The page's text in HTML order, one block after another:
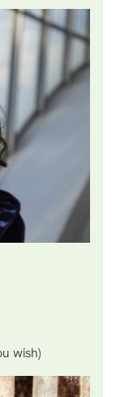
wish)